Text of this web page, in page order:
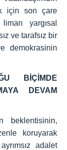
için son çare
yargısal
ve tarafsız bir
demokrasinin
BİÇİMDE
DEVAM
beklentisinin,
koruyarak
adalet